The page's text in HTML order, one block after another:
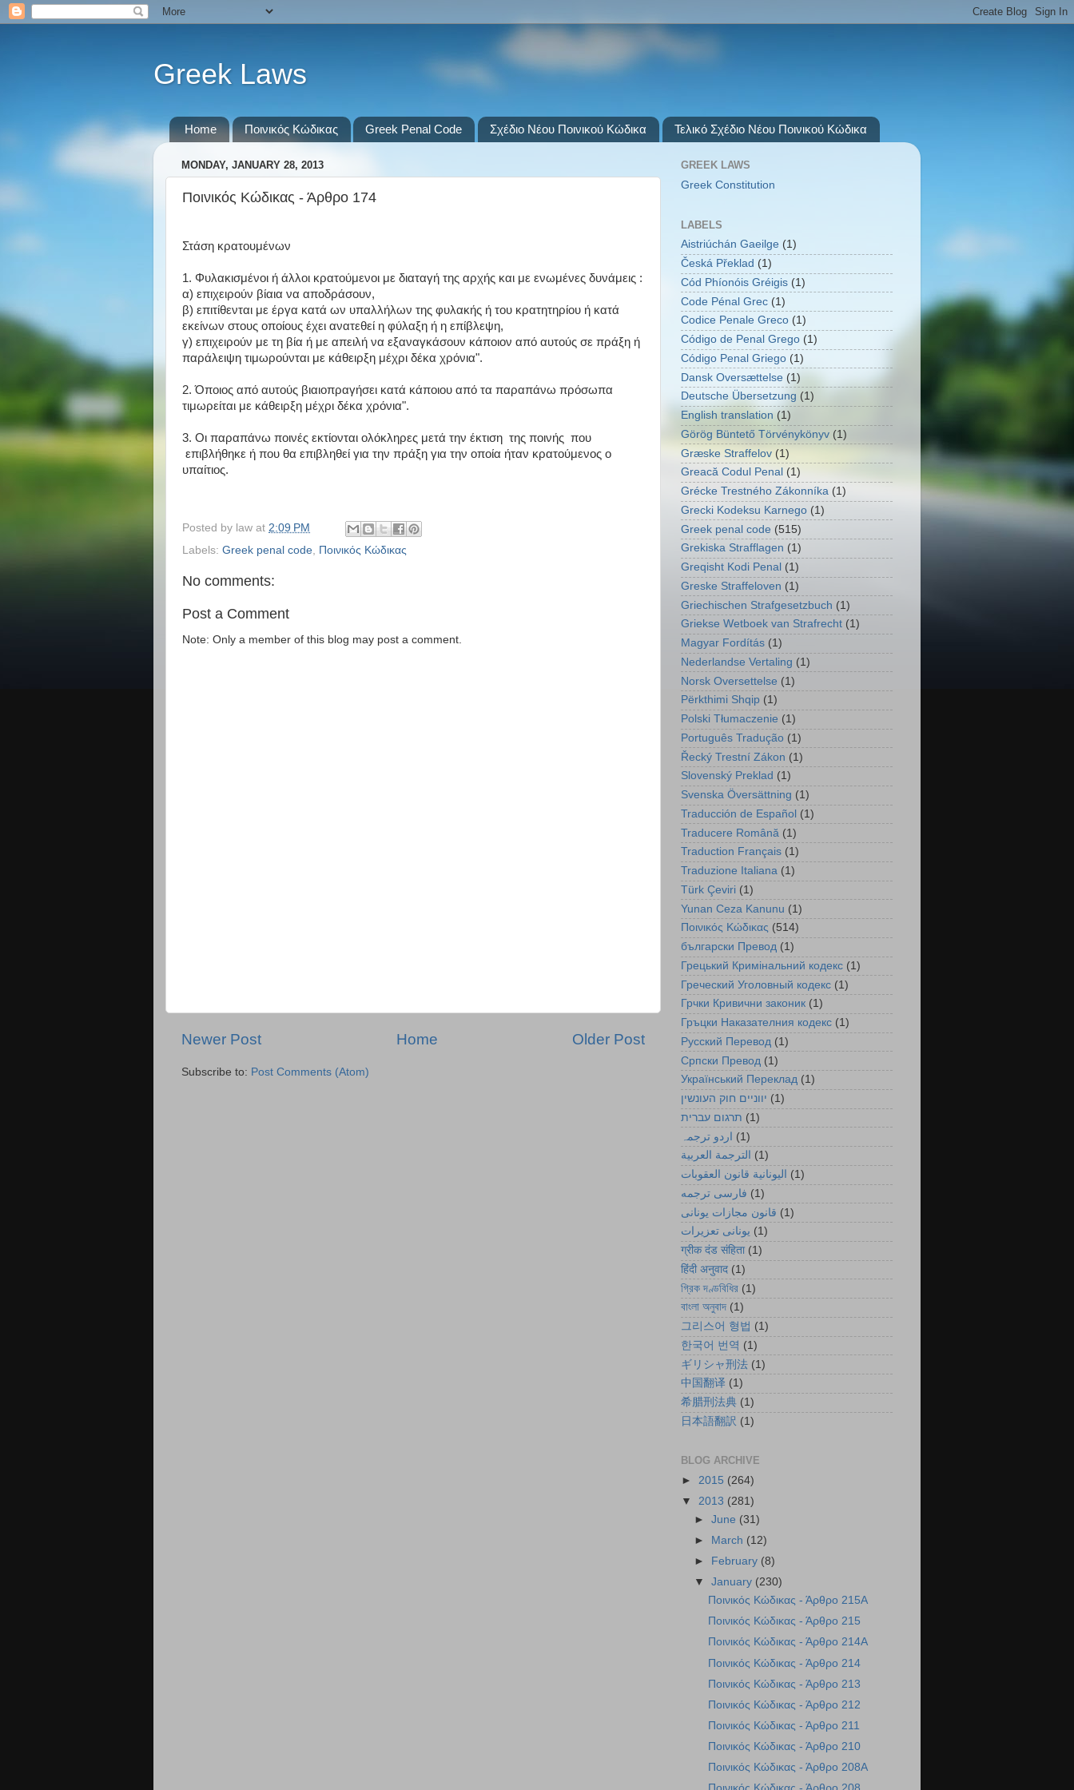
Greek Laws
Home Ποινικός Κώδικας Greek Penal Code Σχέδιο Νέου Ποινικού Κώδικα Τελικό Σχέδιο Νέου Ποινικού Κώδικα
MONDAY, JANUARY 28, 2013
Ποινικός Κώδικας - Άρθρο 174
Στάση κρατουμένων
1. Φυλακισμένοι ή άλλοι κρατούμενοι με διαταγή της αρχής και με ενωμένες δυνάμεις :
α) επιχειρούν βίαια να αποδράσουν,
β) επιτίθενται με έργα κατά ων υπαλλήλων της φυλακής ή του κρατητηρίου ή κατά
εκείνων στους οποίους έχει ανατεθεί η φύλαξη ή η επίβλεψη,
γ) επιχειρούν με τη βία ή με απειλή να εξαναγκάσουν κάποιον από αυτούς σε πράξη ή
παράλειψη τιμωρούνται με κάθειρξη μέχρι δέκα χρόνια".
2. Όποιος από αυτούς βιαιοπραγήσει κατά κάποιου από τα παραπάνω πρόσωπα
τιμωρείται με κάθειρξη μέχρι δέκα χρόνια".
3. Οι παραπάνω ποινές εκτίονται ολόκληρες μετά την έκτιση της ποινής που
επιβλήθηκε ή που θα επιβληθεί για την πράξη για την οποία ήταν κρατούμενος ο
υπαίτιος.
Posted by law at 2:09 PM
Labels: Greek penal code Ποινικός Κώδικας
No comments:
Post a Comment
Note: Only a member of this blog may post a comment.
Newer Post Older Post
Home
Subscribe to: Post Comments (Atom)
GREEK LAWS
Greek Constitution
LABELS
Aistriúchán Gaeilge (1)
Česká Překlad (1)
Cód Phíonóis Gréigis (1)
Code Pénal Grec (1)
Codice Penale Greco (1)
Código de Penal Grego (1)
Código Penal Griego (1)
Dansk Oversættelse (1)
Deutsche Übersetzung (1)
English translation (1)
Görög Büntető Törvénykönyv (1)
Græske Straffelov (1)
Greacă Codul Penal (1)
Grécke Trestného Zákonníka (1)
Grecki Kodeksu Karnego (1)
Greek penal code (515)
Grekiska Strafflagen (1)
Greqisht Kodi Penal (1)
Greske Straffeloven (1)
Griechischen Strafgesetzbuch (1)
Griekse Wetboek van Strafrecht (1)
Magyar Fordítás (1)
Nederlandse Vertaling (1)
Norsk Oversettelse (1)
Përkthimi Shqip (1)
Polski Tłumaczenie (1)
Português Tradução (1)
Řecký Trestní Zákon (1)
Slovenský Preklad (1)
Svenska Översättning (1)
Traducción de Español (1)
Traducere Română (1)
Traduction Français (1)
Traduzione Italiana (1)
Türk Çeviri (1)
Yunan Ceza Kanunu (1)
Ποινικός Κώδικας (514)
български Превод (1)
Грецький Кримінальний кодекс (1)
Греческий Уголовный кодекс (1)
Грчки Кривични законик (1)
Гръцки Наказателния кодекс (1)
Русский Перевод (1)
Српски Превод (1)
Український Переклад (1)
יווניים חוק העונשין (1)
תרגום עברית (1)
اردو ترجمہ (1)
الترجمة العربية
(1)
اليونانية قانون العقوبات
(1)
فارسی ترجمه (1)
قانون مجازات یونانی (1)
یونانی تعزیرات (1)
ग्रीक दंड संहिता (1)
हिंदी अनुवाद (1)
গ্রিক দণ্ডবিধির (1)
বাংলা অনুবাদ (1)
그리스어 형법 (1)
한국어 번역 (1)
ギリシャ刑法 (1)
中国翻译 (1)
希腊刑法典 (1)
日本語翻訳 (1)
BLOG ARCHIVE
► 2015 (264)
▼ 2013 (281)
►June (31)
►
March (12)
►
February (8)
▼January (230)
Ποινικός Κώδικας - Άρθρο 215A
Ποινικός Κώδικας - Άρθρο 215
Ποινικός Κώδικας - Άρθρο 214A
Ποινικός Κώδικας - Άρθρο 214
Ποινικός Κώδικας - Άρθρο 213
Ποινικός Κώδικας - Άρθρο 212
Ποινικός Κώδικας - Άρθρο 211
Ποινικός Κώδικας - Άρθρο 210
Ποινικός Κώδικας - Άρθρο 208A